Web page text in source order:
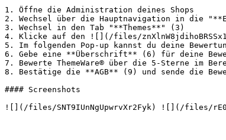
1. Öffne die Administration deines Shops
2. Wechsel über die Hauptnavigation in die
3. Wechsel in den Tab "**Themes**" (3)
4. Klicke auf den ![](/files/
5. Im folgenden Pop-up kannst du deine
6. Gebe eine **Überschrift** (6) für deine
7. Bewerte ThemeWare® über die 5-Sterne im
8. Bestätige die **AGB** (9) und sende die
#### Screenshots